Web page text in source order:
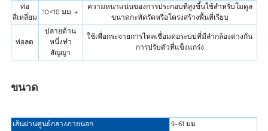
ท่อ
สี่เหลี่ยม 10×10 มม. +
ความหนาแน่นของการประกอบที่สูงขึ้นใช้สําหรับโมดูล
ขนาดกะทัดรัดหรือโครงสร้างพื้นที่เรียบ
ท่อลด
ปลายด้าน
หนึ่งทํา
สัญญา
ใช้เพื่อกระจายการไหลเชื่อมต่อระบบที่มีลํากล้องต่างกัน
การปรับตัวที่แข็งแกร่ง
ขนาด
เส้นผ่านศูนย์กลางภายนอก
9–61 มม.